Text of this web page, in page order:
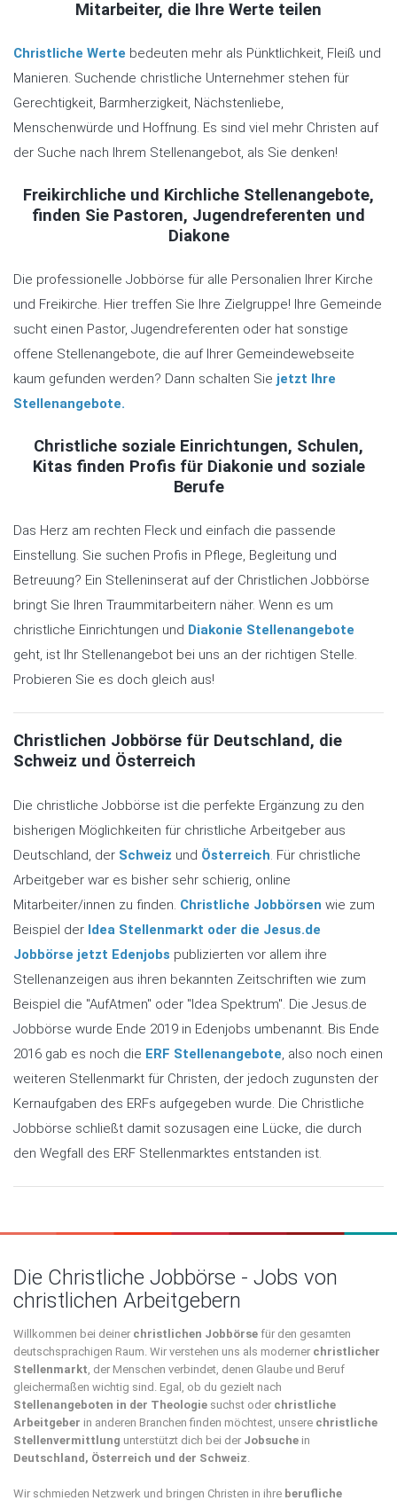
Mitarbeiter, die Ihre Werte teilen
Christliche Werte bedeuten mehr als Pünktlichkeit, Fleiß und
Manieren. Suchende christliche Unternehmer stehen für
Gerechtigkeit, Barmherzigkeit, Nächstenliebe,
Menschenwürde und Hoffnung. Es sind viel mehr Christen auf
der Suche nach Ihrem Stellenangebot, als Sie denken!
Freikirchliche und Kirchliche Stellenangebote,
finden Sie Pastoren, Jugendreferenten und
Diakone
Die professionelle Jobbörse für alle Personalien Ihrer Kirche
und Freikirche. Hier treffen Sie Ihre Zielgruppe! Ihre Gemeinde
sucht einen Pastor, Jugendreferenten oder hat sonstige
offene Stellenangebote, die auf Ihrer Gemeindewebseite
kaum gefunden werden? Dann schalten Sie jetzt Ihre
Stellenangebote.
Christliche soziale Einrichtungen, Schulen,
Kitas finden Profis für Diakonie und soziale
Berufe
Das Herz am rechten Fleck und einfach die passende
Einstellung. Sie suchen Profis in Pflege, Begleitung und
Betreuung? Ein Stelleninserat auf der Christlichen Jobbörse
bringt Sie Ihren Traummitarbeitern näher. Wenn es um
christliche Einrichtungen und Diakonie Stellenangebote
geht, ist Ihr Stellenangebot bei uns an der richtigen Stelle.
Probieren Sie es doch gleich aus!
Christlichen Jobbörse für Deutschland, die
Schweiz und Österreich
Die christliche Jobbörse ist die perfekte Ergänzung zu den
bisherigen Möglichkeiten für christliche Arbeitgeber aus
Deutschland, der Schweiz und Österreich . Für christliche
Arbeitgeber war es bisher sehr schierig, online
Mitarbeiter/innen zu finden. Christliche Jobbörsen wie zum
Beispiel der Idea Stellenmarkt oder die Jesus.de
Jobbörse jetzt Edenjobs publizierten vor allem ihre
Stellenanzeigen aus ihren bekannten Zeitschriften wie zum
Beispiel die "AufAtmen" oder "Idea Spektrum". Die Jesus.de
Jobbörse wurde Ende 2019 in Edenjobs umbenannt. Bis Ende
2016 gab es noch die ERF Stellenangebote , also noch einen
weiteren Stellenmarkt für Christen, der jedoch zugunsten der
Kernaufgaben des ERFs aufgegeben wurde. Die Christliche
Jobbörse schließt damit sozusagen eine Lücke, die durch
den Wegfall des ERF Stellenmarktes entstanden ist.
Die Christliche Jobbörse - Jobs von
christlichen Arbeitgebern
Willkommen bei deiner christlichen Jobbörse für den gesamten
deutschsprachigen Raum. Wir verstehen uns als moderner christlicher
Stellenmarkt , der Menschen verbindet, denen Glaube und Beruf
gleichermaßen wichtig sind. Egal, ob du gezielt nach
Stellenangeboten in der Theologie suchst oder christliche
Arbeitgeber in anderen Branchen finden möchtest, unsere christliche
Stellenvermittlung unterstützt dich bei der Jobsuche in
Deutschland, Österreich und der Schweiz
Wir schmieden Netzwerk und bringen Christen in ihre berufliche